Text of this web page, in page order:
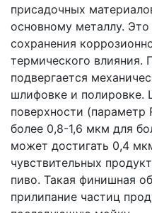
присадочных
основному металлу.
сохранения
термического
подвергается
шлифовке и полировке.
поверхности (параметр
более 0,8-1,6 мкм для
может достигать 0,4
чувствительных
пиво. Такая финишная
прилипание частиц